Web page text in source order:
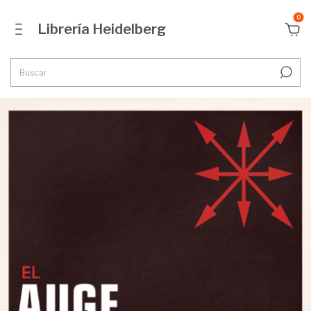
Librería Heidelberg
0